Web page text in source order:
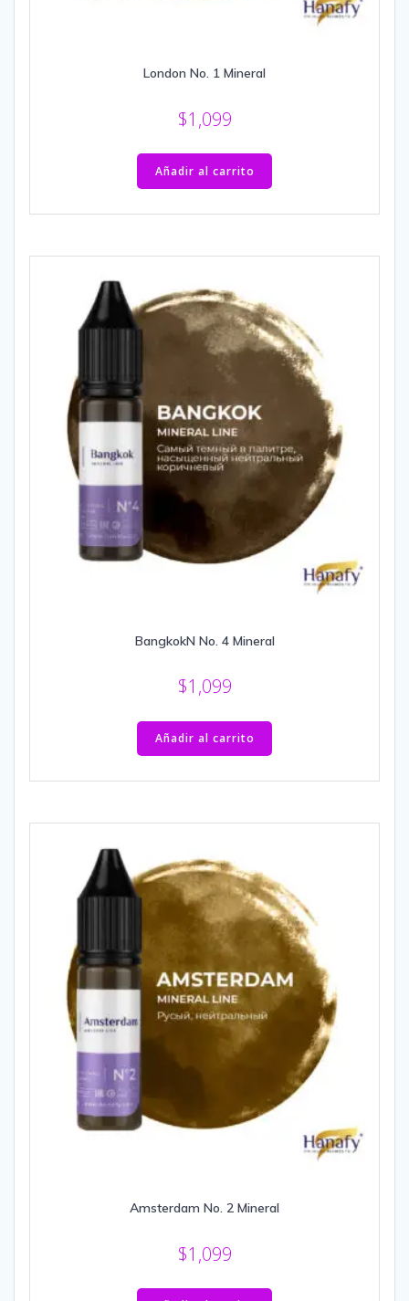
London No. 1 Mineral
$1,099
Añadir al carrito
BangkokN No. 4 Mineral
$1,099
Añadir al carrito
Amsterdam No. 2 Mineral
$1,099